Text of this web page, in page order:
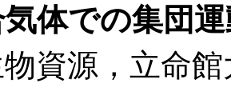
気体での集団
物資源，立命